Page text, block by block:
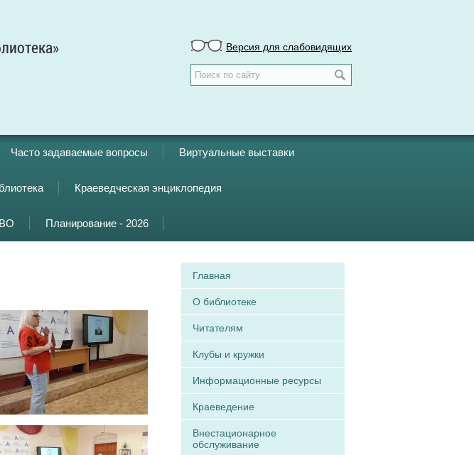
Версия для слабовидящих
Часто задаваемые вопросы Виртуальные выставки
Краеведческая энциклопедия
Планирование - 2026
Главная
О библиотеке
Читателям
Клубы и кружки
Информационные ресурсы
Краеведение
Внестационарное
обслуживание